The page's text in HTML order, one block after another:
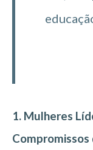
1. Mulheres
Compromissos